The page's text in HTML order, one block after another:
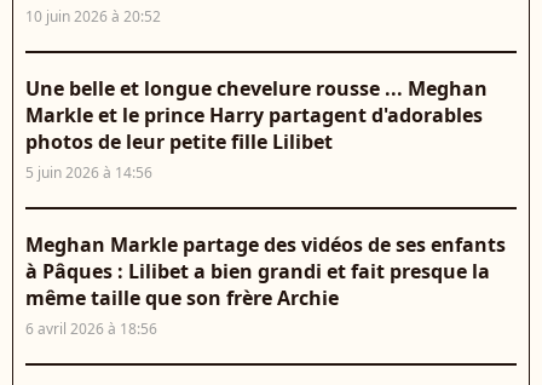
10 juin 2026 à 20:52
Une belle et longue chevelure rousse ... Meghan
Markle et le prince Harry partagent d'adorables
photos de leur petite fille Lilibet
5 juin 2026 à 14:56
Meghan Markle partage des vidéos de ses enfants
à Pâques : Lilibet a bien grandi et fait presque la
même taille que son frère Archie
6 avril 2026 à 18:56